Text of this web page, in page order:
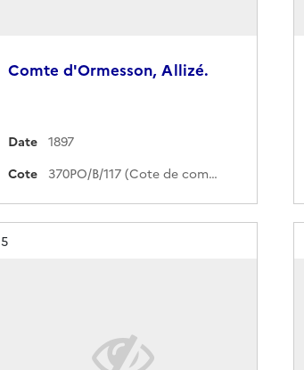
Comte d'Ormesson, Allizé.
Date
1897
Cote
370PO/B/117 (Cote de commande)
Résultat n°
5